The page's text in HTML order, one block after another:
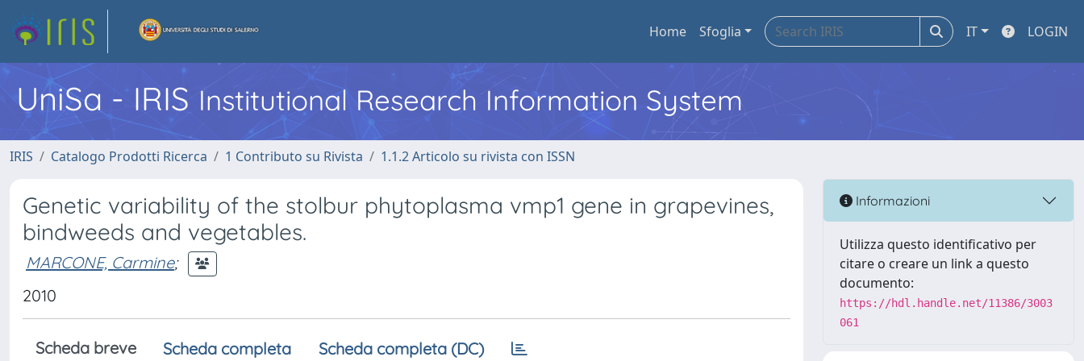
Home Sfoglia IT LOGIN
UniSa - IRIS Institutional Research Information System
IRIS Catalogo Prodotti Ricerca 1 Contributo su Rivista 1.1.2 Articolo su rivista con ISSN
Genetic variability of the stolbur phytoplasma vmp1 gene in grapevines,
bindweeds and vegetables.
MARCONE, Carmine;
2010
Scheda breve Scheda completa Scheda completa (DC)
Informazioni
Utilizza questo identificativo per
citare o creare un link a questo
documento:
https://hdl.handle.net/11386/3003
061